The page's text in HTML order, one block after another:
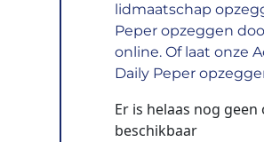
lidmaatschap
Peper opzeggen
online. Of laat onze
Daily Peper
Er is helaas nog
beschikbaar